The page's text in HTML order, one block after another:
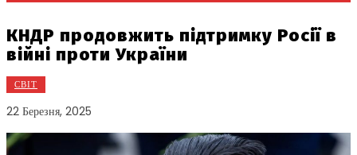
КНДР продовжить підтримку Росії в
війні проти України
СВІТ
22 Березня, 2025